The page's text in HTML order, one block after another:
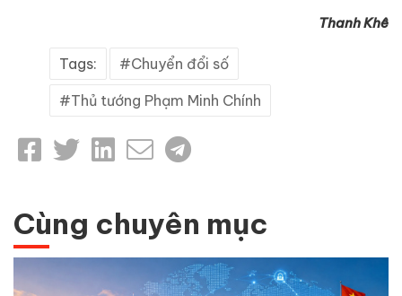
Thanh Khê
Tags: Chuyển đổi số
Thủ tướng Phạm Minh Chính
Cùng chuyên mục